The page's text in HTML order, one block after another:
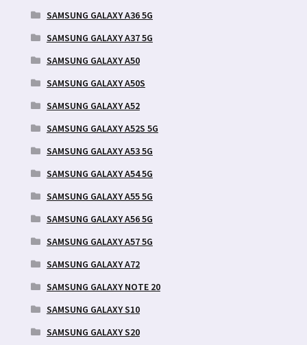
SAMSUNG GALAXY A36 5G
SAMSUNG GALAXY A37 5G
SAMSUNG GALAXY A50
SAMSUNG GALAXY A50S
SAMSUNG GALAXY A52
SAMSUNG GALAXY A52S 5G
SAMSUNG GALAXY A53 5G
SAMSUNG GALAXY A54 5G
SAMSUNG GALAXY A55 5G
SAMSUNG GALAXY A56 5G
SAMSUNG GALAXY A57 5G
SAMSUNG GALAXY A72
SAMSUNG GALAXY NOTE 20
SAMSUNG GALAXY S10
SAMSUNG GALAXY S20